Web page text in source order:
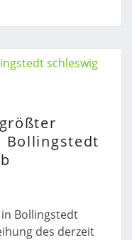
B
B
Bollingstedt
Bollingstedt
des derzeit